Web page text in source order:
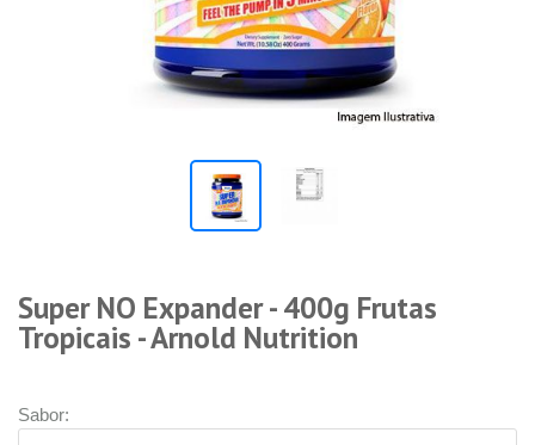
Super NO Expander - 400g Frutas
Tropicais - Arnold Nutrition
Sabor: